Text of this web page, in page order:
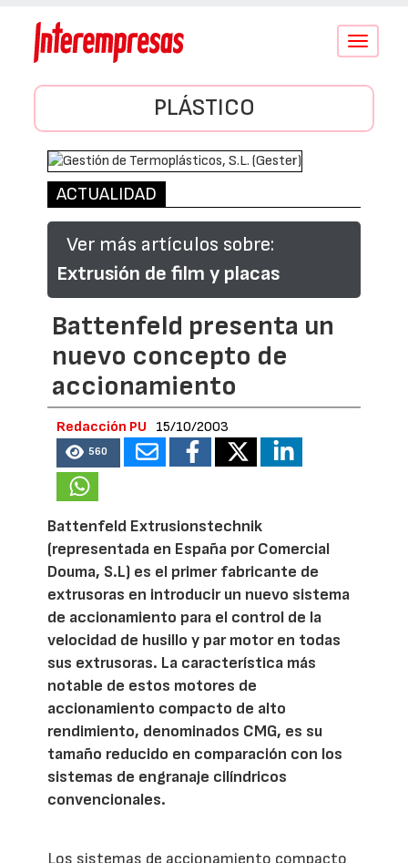
Conmutar
PLÁSTICO
ACTUALIDAD
Ver más artículos sobre:
Extrusión de film y placas
Battenfeld presenta un
nuevo concepto de
accionamiento
Redacción PU 15/10/2003
560
Battenfeld Extrusionstechnik
(representada en España por Comercial
Douma, S.L) es el primer fabricante de
extrusoras en introducir un nuevo sistema
de accionamiento para el control de la
velocidad de husillo y par motor en todas
sus extrusoras. La característica más
notable de estos motores de
accionamiento compacto de alto
rendimiento, denominados CMG, es su
tamaño reducido en comparación con los
sistemas de engranaje cilíndricos
convencionales.